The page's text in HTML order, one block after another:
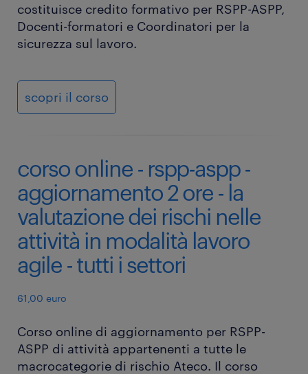
costituisce credito formativo per RSPP-ASPP,
Docenti-formatori e Coordinatori per la
sicurezza sul lavoro.
scopri il corso
corso online - rspp-aspp -
aggiornamento 2 ore - la
valutazione dei rischi nelle
attività in modalità lavoro
agile - tutti i settori
61,00 euro
Corso online di aggiornamento per RSPP-
ASPP di attività appartenenti a tutte le
macrocategorie di rischio Ateco. Il corso